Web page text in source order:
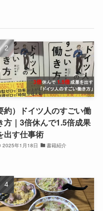
約）ドイツ人のすごい働
方｜3倍休んで1.5倍成果
出す仕事術
2025年1月18日 書籍紹介